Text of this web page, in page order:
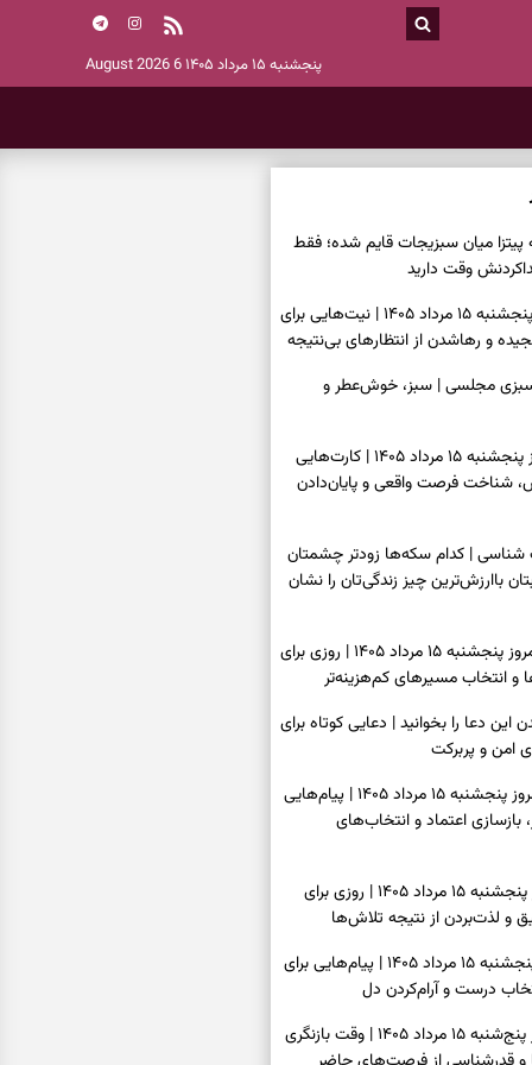
پنجشنبه ۱۵ مرداد ۱۴۰۵ 6 August 2026
پیتزا میان سبزیجات قایم شده؛ فقط
فال ابجد امروز پنجشنبه ۱۵ مرداد ۱۴۰۵ | نیت‌هایی برای
و رهاشدن از انتظارهای بی‌نتیجه
سبزی مجلسی | سبز، خوش‌عطر و
فال تاروت امروز پنجشنبه ۱۵ مرداد ۱۴۰۵ | کارت‌هایی
شناخت فرصت واقعی و پایان‌دادن
| کدام سکه‌ها زودتر چشمتان
باارزش‌ترین چیز زندگی‌تان را نشان
فال سرنوشت امروز پنجشنبه ۱۵ مرداد ۱۴۰۵ | روزی برای
و انتخاب مسیرهای کم‌هزینه‌تر
این دعا را بخوانید | دعایی کوتاه برای
امن و پربرکت
فال فرشتگان امروز پنجشنبه ۱۵ مرداد ۱۴۰۵ | پیام‌هایی
بازسازی اعتماد و انتخاب‌های
فال روزانه امروز پنجشنبه ۱۵ مرداد ۱۴۰۵ | روزی برای
و لذت‌بردن از نتیجه تلاش‌ها
فال انبیا امروز پنجشنبه ۱۵ مرداد ۱۴۰۵ | پیام‌هایی برای
درست و آرام‌کردن دل
فال حافظ امروز پنج‌شنبه ۱۵ مرداد ۱۴۰۵ | وقت بازنگری